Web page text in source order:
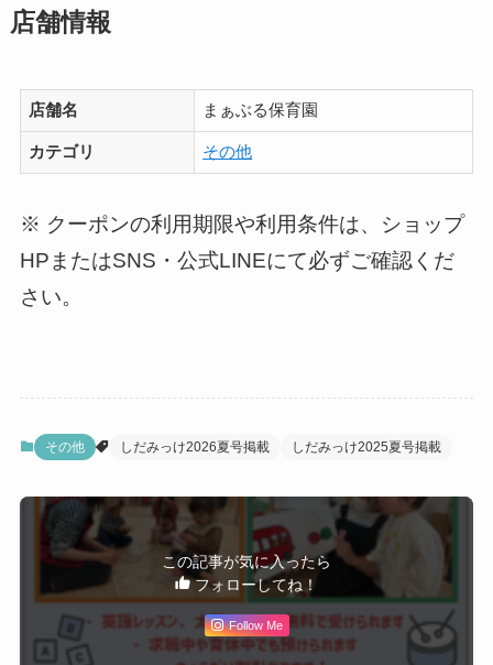
店舗情報
店舗名 まぁぶる保育園
カテゴリ その他
※ クーポンの利用期限や利用条件は、ショップ
HPまたはSNS・公式LINEにて必ずご確認くだ
さい。
その他 しだみっけ2026夏号掲載 しだみっけ2025夏号掲載
この記事が気に入ったら
フォローしてね！
Follow Me